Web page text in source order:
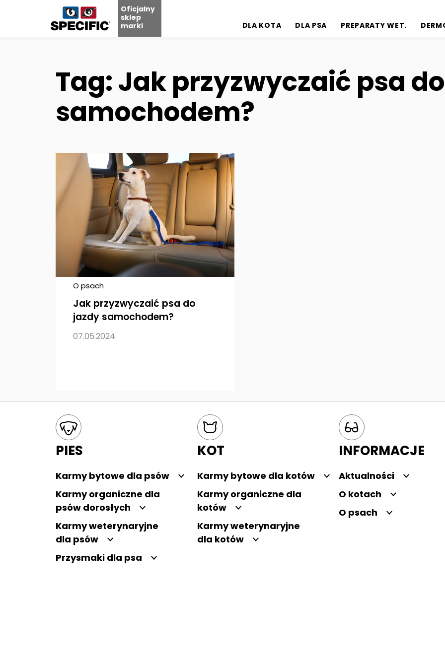
Oficjalny
sklep
marki
DLA KOTA
DLA PSA PREPARATY WET.
Tag: Jak przyzwyczaić psa
samochodem?
O psach
Jak przyzwyczaić psa do
jazdy samochodem?
07.05.2024
Mapa kategorii
PIES
Karmy bytowe dla psów
Karmy organiczne dla
psów dorosłych
Karmy weterynaryjne
dla psów
Przysmaki dla psa
KOT
Karmy bytowe dla kotów
Karmy organiczne dla
kotów
Karmy weterynaryjne
dla kotów
INFORMACJE
Aktualności
O kotach
O psach